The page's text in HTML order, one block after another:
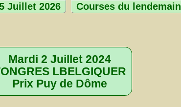
Juillet 2026 Courses du lendemain
Mardi 2 Juillet 2024
LBELGIQUER
Prix Puy de Dôme